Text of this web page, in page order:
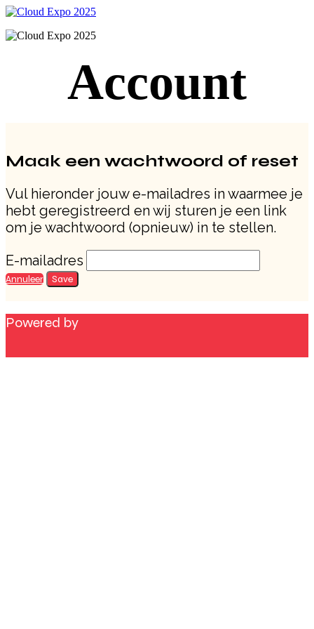
Account
Maak een wachtwoord of reset
Vul hieronder jouw e-mailadres in waarmee je
hebt geregistreerd en wij sturen je een link
om je wachtwoord (opnieuw) in te stellen.
E-mailadres
Annuleer Save
Powered by